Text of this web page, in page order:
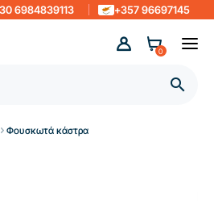
6984839113 +357 96697145

0
Φουσκωτά κάστρα